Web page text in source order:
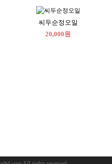
씨두순정오일
20,000원